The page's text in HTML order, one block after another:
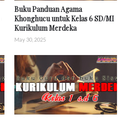
Buku Panduan Agama
Khonghucu untuk Kelas 6 SD/MI
Kurikulum Merdeka
May 30, 2025